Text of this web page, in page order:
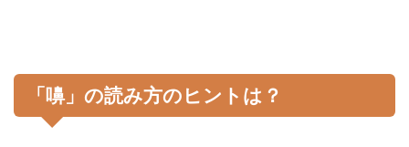
「嚊」の読み方のヒントは？